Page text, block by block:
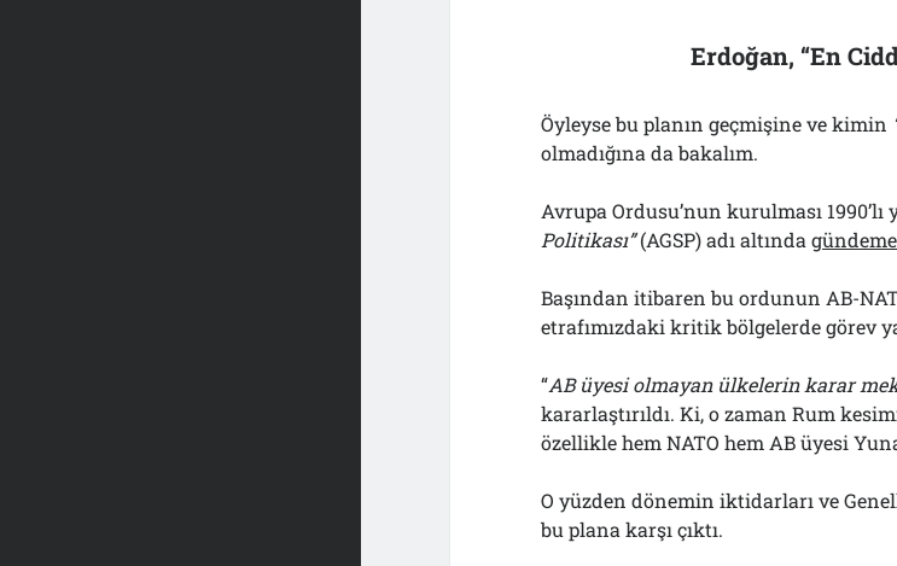
Erdoğan, “En
Öyleyse bu planın geçmişine ve kimin
olmadığına da bakalım.
Avrupa Ordusu’nun kurulması 1990’lı
Politikası”(AGSP) adı altında
Başından itibaren bu ordunun AB-
etrafımızdaki kritik bölgelerde görev
“AB üyesi olmayan ülkelerin karar
kararlaştırıldı. Ki, o zaman Rum
özellikle hem NATO hem AB üyesi
O yüzden dönemin iktidarları ve
bu plana karşı çıktı.